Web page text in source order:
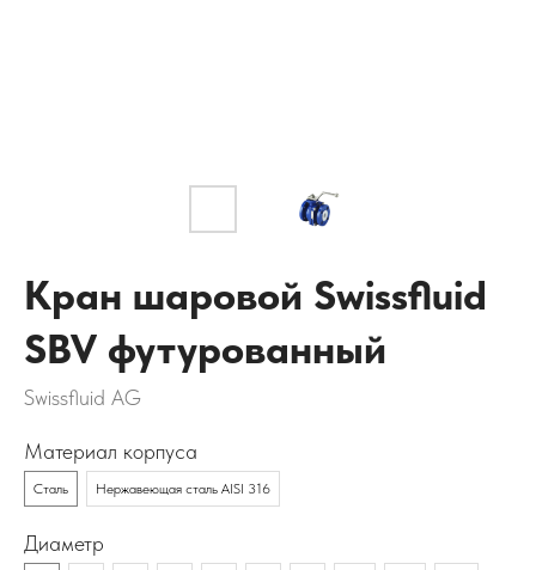
Кран шаровой Swissfluid
SBV футурованный
Swissfluid AG
Материал корпуса
Сталь Нержавеющая сталь AISI 316
Диаметр